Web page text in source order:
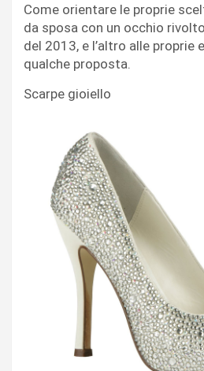
Come orientare le proprie
da sposa con un occhio
del 2013, e l’altro alle proprie
qualche proposta.
Scarpe gioiello